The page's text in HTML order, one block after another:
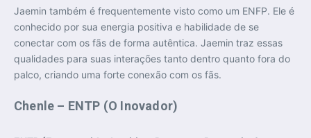
Jaemin também é frequentemente visto como um ENFP. Ele é
conhecido por sua energia positiva e habilidade de se
conectar com os fãs de forma autêntica. Jaemin traz essas
qualidades para suas interações tanto dentro quanto fora do
palco, criando uma forte conexão com os fãs.
Chenle – ENTP (O Inovador)